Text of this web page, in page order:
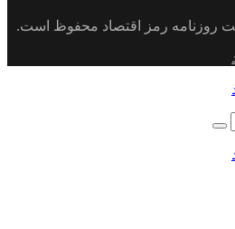
روزنامه رمز اقتصاد محفوظ است.